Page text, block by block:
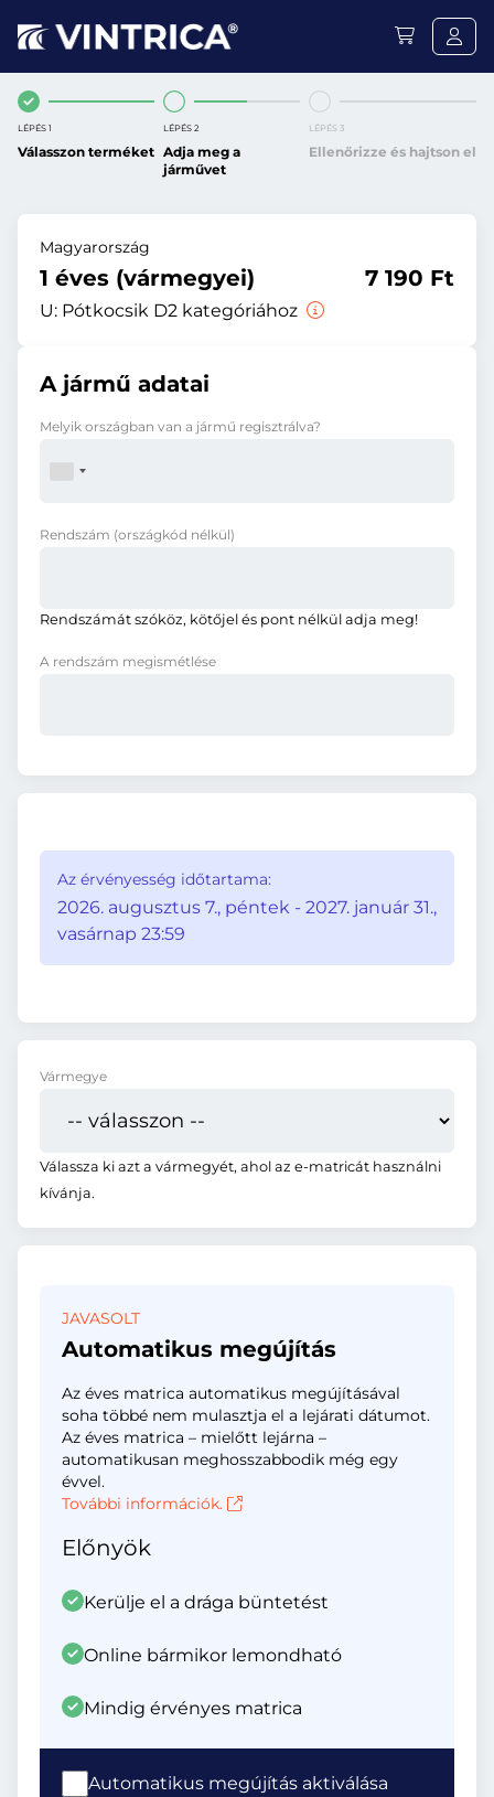
LÉPÉS 1
Válasszon terméket
LÉPÉS 2
Adja meg a
járművet
LÉPÉS 3
Ellenőrizze és hajtson el
Magyarország
1 éves (vármegyei)
U: Pótkocsik D2 kategóriához
7 190 Ft
A jármű adatai
Melyik országban van a jármű regisztrálva?
Rendszám (országkód nélkül)
Rendszámát szóköz, kötőjel és pont nélkül adja meg!
A rendszám megismétlése
Az érvényesség időtartama:
2026. augusztus 7., péntek - 2027. január 31.,
vasárnap 23:59
Vármegye
Válassza ki azt a vármegyét, ahol az e-matricát használni
kívánja.
JAVASOLT
Automatikus megújítás
Az éves matrica automatikus megújításával
soha többé nem mulasztja el a lejárati dátumot.
Az éves matrica – mielőtt lejárna –
automatikusan meghosszabbodik még egy
évvel.
További információk.
Előnyök
Kerülje el a drága büntetést
Online bármikor lemondható
Mindig érvényes matrica
Automatikus megújítás aktiválása